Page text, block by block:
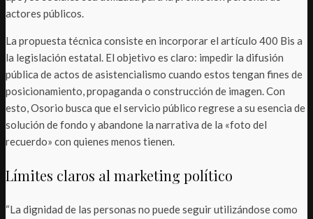
actores públicos.
La propuesta técnica consiste en incorporar el artículo 400 Bis a
la legislación estatal. El objetivo es claro: impedir la difusión
pública de actos de asistencialismo cuando estos tengan fines de
posicionamiento, propaganda o construcción de imagen. Con
esto, Osorio busca que el servicio público regrese a su esencia de
solución de fondo y abandone la narrativa de la «foto del
recuerdo» con quienes menos tienen.
Límites claros al marketing político
“La dignidad de las personas no puede seguir utilizándose como